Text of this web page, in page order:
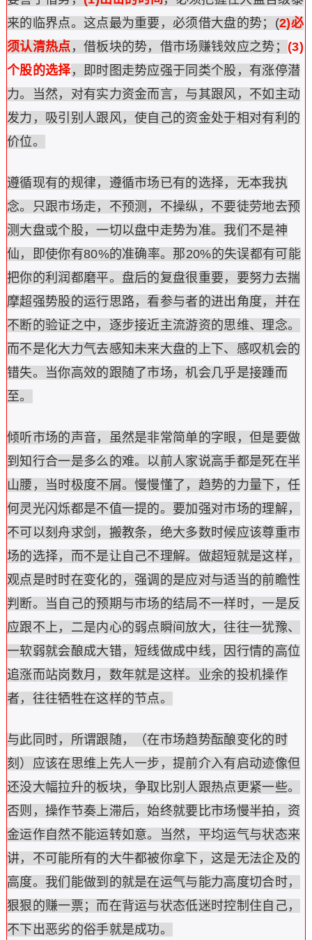
来的临界点。这点最为重要，必须借大盘的势；(2)必
须认清热点 ，借板块的势，借市场赚钱效应之势；(3)
个股的选择，即时图走势应强于同类个股，有涨停潜
力。当然，对有实力资金而言，与其跟风，不如主动
发力，吸引别人跟风，使自己的资金处于相对有利的
价位。
遵循现有的规律，遵循市场已有的选择，无本我执
念。只跟市场走，不预测，不操纵，不要徒劳地去预
测大盘或个股，一切以盘中走势为准。我们不是神
仙，即使你有80%的准确率。那20%的失误都有可能
把你的利润都磨平。盘后的复盘很重要，要努力去揣
摩超强势股的运行思路，看参与者的进出角度，并在
不断的验证之中，逐步接近主流游资的思维、理念。
而不是化大力气去感知未来大盘的上下、感叹机会的
错失。当你高效的跟随了市场，机会几乎是接踵而
至。
倾听市场的声音，虽然是非常简单的字眼，但是要做
到知行合一是多么的难。以前人家说高手都是死在半
山腰，当时极度不屑。慢慢懂了，趋势的力量下，任
何灵光闪烁都是不值一提的。要加强对市场的理解，
不可以刻舟求剑，搬教条，绝大多数时候应该尊重市
场的选择，而不是让自己不理解。做超短就是这样，
观点是时时在变化的，强调的是应对与适当的前瞻性
判断。当自己的预期与市场的结局不一样时，一是反
应跟不上，二是内心的弱点瞬间放大，往往一犹豫、
一软弱就会酿成大错，短线做成中线，因行情的高位
追涨而站岗数月，数年就是这样。业余的投机操作
者，往往牺牲在这样的节点。
与此同时，所谓跟随，（在市场趋势酝酿变化的时
刻）应该在思维上先人一步，提前介入有启动迹像但
还没大幅拉升的板块，争取比别人跟热点更紧一些。
否则，操作节奏上滞后，始终就要比市场慢半拍，资
金运作自然不能运转如意。当然，平均运气与状态来
讲，不可能所有的大牛都被你拿下，这是无法企及的
高度。我们能做到的就是在运气与能力高度切合时，
狠狠的赚一票；而在背运与状态低迷时控制住自己，
不下出恶劣的俗手就是成功。